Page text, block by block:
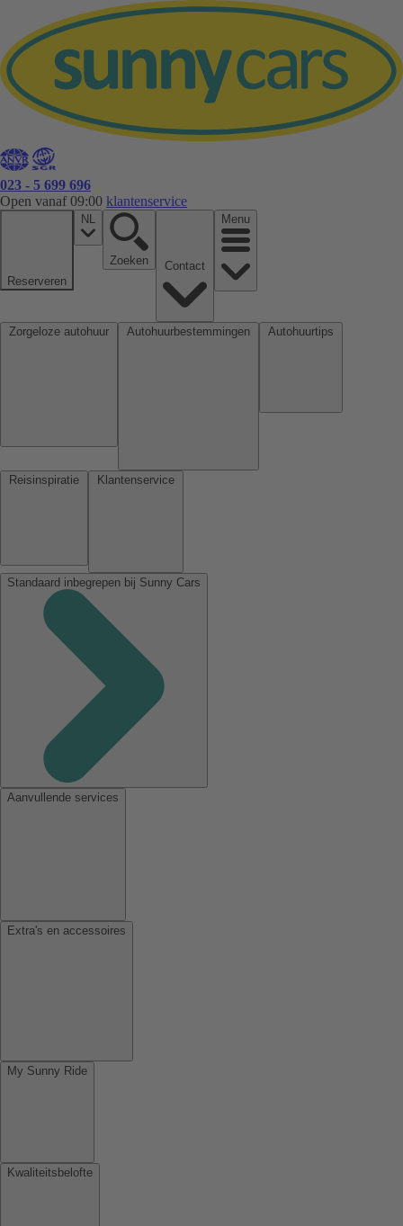
023 - 5 699 696
Open vanaf 09:00 klantenservice
Reserveren
NL
Zoeken
Menu
Standaard inbegrepen bij Sunny Cars
Aanvullende services
Extra's en accessoires
My Sunny Ride
Kwaliteitsbelofte